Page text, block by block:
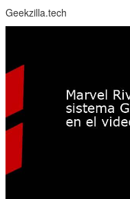
Geekzilla.tech